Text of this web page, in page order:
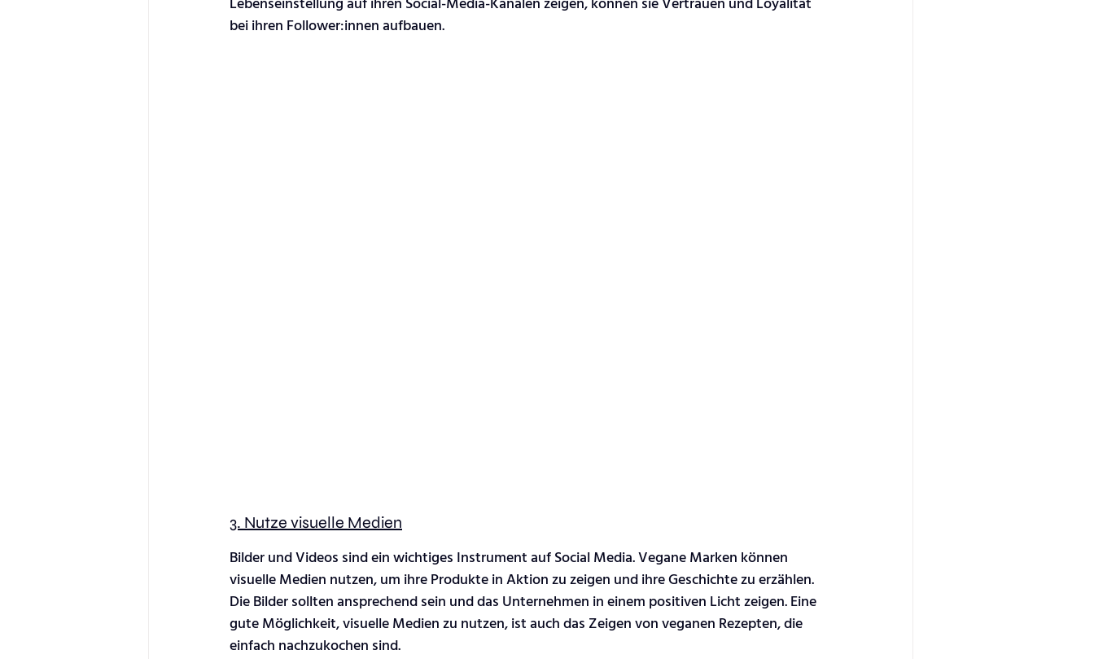
Lebenseinstellung auf ihren Social-Media-Kanälen zeigen, können sie Vertrauen und Loyalität
bei ihren Follower:innen aufbauen.
3. Nutze visuelle Medien
Bilder und Videos sind ein wichtiges Instrument auf Social Media. Vegane Marken können
visuelle Medien nutzen, um ihre Produkte in Aktion zu zeigen und ihre Geschichte zu erzählen.
Die Bilder sollten ansprechend sein und das Unternehmen in einem positiven Licht zeigen. Eine
gute Möglichkeit, visuelle Medien zu nutzen, ist auch das Zeigen von veganen Rezepten, die
einfach nachzukochen sind.